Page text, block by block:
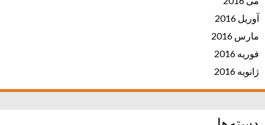
آوریل 2016
مارس 2016
فوریه 2016
ژانویه 2016